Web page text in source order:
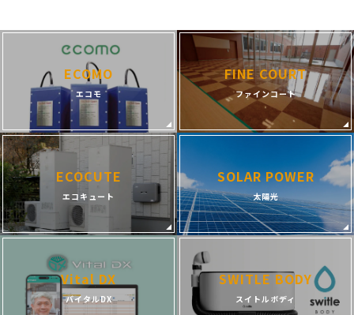
ECOMO
エコモ
FINE COURT
ファインコート
ECOCUTE
エコキュート
SOLAR POWER
太陽光
Vital DX
バイタルDX
SWITLE BODY
スイトルボディ